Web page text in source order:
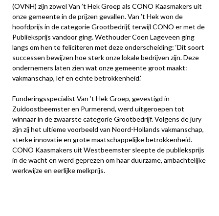
(OVNH) zijn zowel Van ’t Hek Groep als CONO Kaasmakers uit
onze gemeente in de prijzen gevallen. Van ’t Hek won de
hoofdprijs in de categorie Grootbedrijf, terwijl CONO er met de
Publieksprijs vandoor ging. Wethouder Coen Lageveen ging
langs om hen te feliciteren met deze onderscheiding: ‘Dit soort
successen bewijzen hoe sterk onze lokale bedrijven zijn. Deze
ondernemers laten zien wat onze gemeente groot maakt:
vakmanschap, lef en echte betrokkenheid.’
Funderingsspecialist Van ’t Hek Groep, gevestigd in
Zuidoostbeemster en Purmerend, werd uitgeroepen tot
winnaar in de zwaarste categorie Grootbedrijf. Volgens de jury
zijn zij het ultieme voorbeeld van Noord-Hollands vakmanschap,
sterke innovatie en grote maatschappelijke betrokkenheid.
CONO Kaasmakers uit Westbeemster sleepte de publieksprijs
in de wacht en werd geprezen om haar duurzame, ambachtelijke
werkwijze en eerlijke melkprijs.